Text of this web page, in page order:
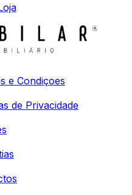
e Condiçoes
de Privacidade